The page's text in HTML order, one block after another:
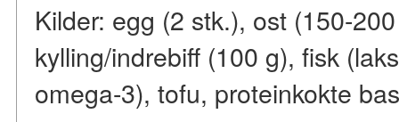
Kilder: egg (2 stk.), ost (150-
kylling/indrebiff (100 g), fisk
omega-3), tofu, proteinkokte